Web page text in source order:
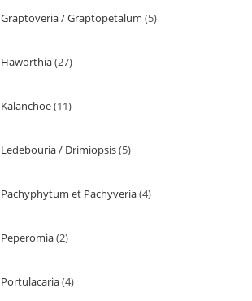
Graptoveria / Graptopetalum 5
Haworthia 27
Kalanchoe 11
Ledebouria / Drimiopsis 5
Pachyphytum et Pachyveria 4
Peperomia 2
Portulacaria 4